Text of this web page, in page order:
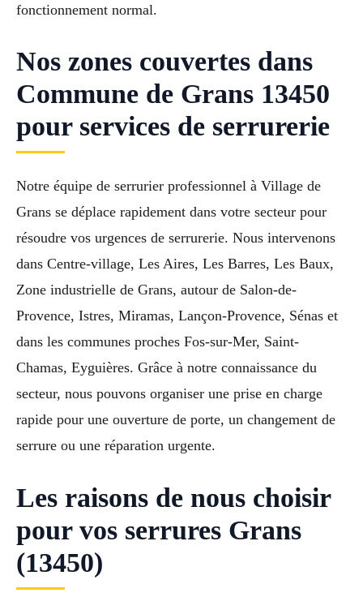
fonctionnement normal.
Nos zones couvertes dans
Commune de Grans 13450
pour services de serrurerie
Notre équipe de serrurier professionnel à Village de
Grans se déplace rapidement dans votre secteur pour
résoudre vos urgences de serrurerie. Nous intervenons
dans Centre-village, Les Aires, Les Barres, Les Baux,
Zone industrielle de Grans, autour de Salon-de-
Provence, Istres, Miramas, Lançon-Provence, Sénas et
dans les communes proches Fos-sur-Mer, Saint-
Chamas, Eyguières. Grâce à notre connaissance du
secteur, nous pouvons organiser une prise en charge
rapide pour une ouverture de porte, un changement de
serrure ou une réparation urgente.
Les raisons de nous choisir
pour vos serrures Grans
(13450)